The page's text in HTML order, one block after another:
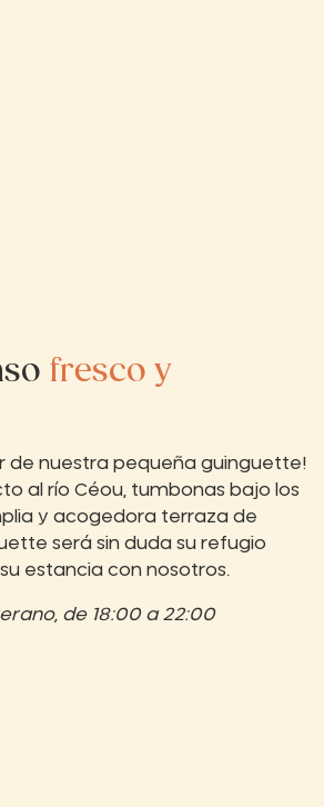
fresco y
de nuestra pequeña guinguette!
al río Céou, tumbonas bajo los
y acogedora terraza de
será sin duda su refugio
estancia con nosotros.
de 18:00 a 22:00